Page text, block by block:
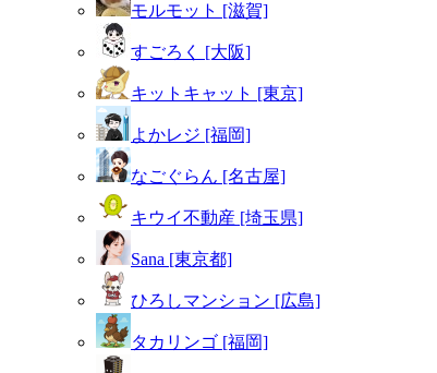
モルモット [滋賀]
すごろく [大阪]
キットキャット [東京]
よかレジ [福岡]
なごぐらん [名古屋]
キウイ不動産 [埼玉県]
Sana [東京都]
ひろしマンション [広島]
タカリンゴ [福岡]